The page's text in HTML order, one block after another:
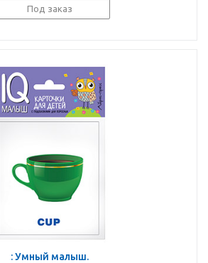
Под заказ
: Умный малыш.